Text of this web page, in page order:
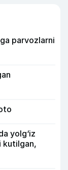
parvozlarni
yolg‘iz
kutilgan,